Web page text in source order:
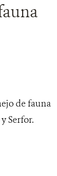
de fauna
Serfor.